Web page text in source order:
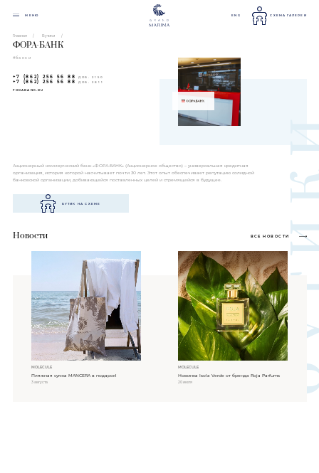
МЕНЮ ENG СХЕМА ГАЛЕРЕИ
Главная Бутики
ФОРА-БАНК
#банки
+7 (862) 256 56 88 ДОБ. 2150
+7 (862) 256 56 88 ДОБ. 2811
FORABANK.RU
Акционерный коммерческий банк «ФОРА-БАНК» (Акционерное общество) – универсальная кредитная
организация, история которой насчитывает почти 30 лет. Этот опыт обеспечивает репутацию солидной
банковской организации, добивающейся поставленных целей и стремящейся в будущее.
БУТИК НА СХЕМЕ
Новости ВСЕ НОВОСТИ
MOLECULE
Пляжная сумка MANCERA в подарок!
3 августа
MOLECULE
Новинка Isola Verde от бренда Roja Parfums
20 июля